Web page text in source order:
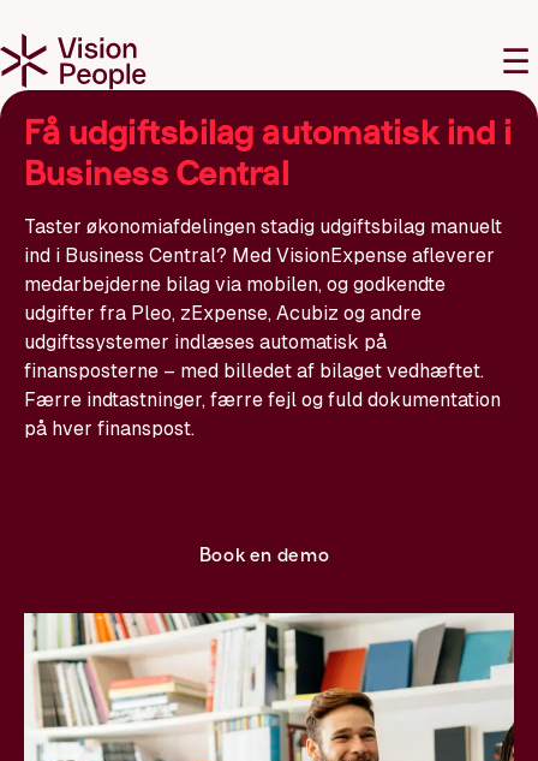
☰
Få udgiftsbilag automatisk ind i
Business Central
Taster økonomiafdelingen stadig udgiftsbilag manuelt
ind i Business Central? Med VisionExpense afleverer
medarbejderne bilag via mobilen, og godkendte
udgifter fra Pleo, zExpense, Acubiz og andre
udgiftssystemer indlæses automatisk på
finansposterne – med billedet af bilaget vedhæftet.
Færre indtastninger, færre fejl og fuld dokumentation
på hver finanspost.
Book en demo